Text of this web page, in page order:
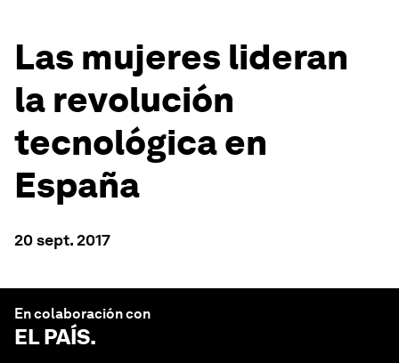
Las mujeres lideran
la revolución
tecnológica en
España
20 sept. 2017
En colaboración con
EL PAÍS.